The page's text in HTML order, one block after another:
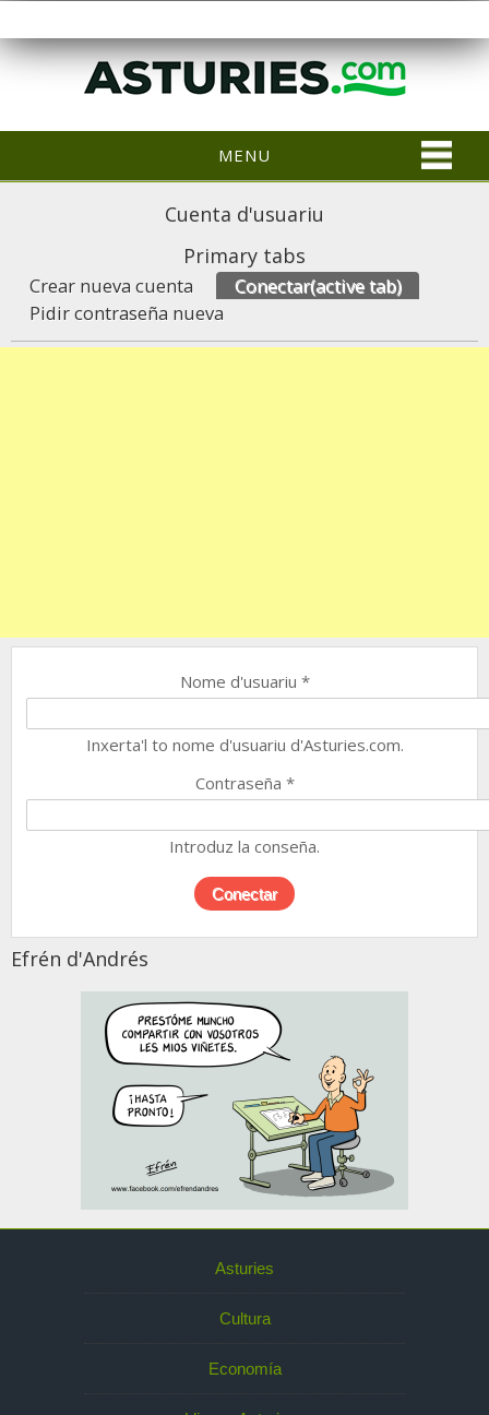
MENU
Cuenta d'usuariu
Primary tabs
Crear nueva cuenta Conectar(active tab)
Pidir contraseña nueva
Nome d'usuariu *
Inxerta'l to nome d'usuariu d'Asturies.com.
Contraseña *
Introduz la conseña.
Efrén d'Andrés
Asturies
Cultura
Economía